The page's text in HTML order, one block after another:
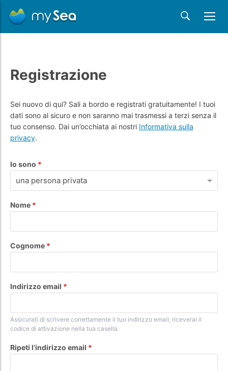
Registrazione
Sei nuovo di qui? Sali a bordo e registrati gratuitamente! I tuoi
dati sono al sicuro e non saranno mai trasmessi a terzi senza il
tuo consenso. Dai un’occhiata ai nostri Informativa sulla
privacy.
Io sono
una persona privata
Nome
Cognome
Indirizzo email
Assicurati di scrivere correttamente il tuo indirizzo email, riceverai il
codice di attivazione nella tua casella.
Ripeti l’indirizzo email